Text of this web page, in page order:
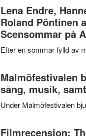
Trustorhärvan
–
fascinerande,
spännande
och
mycket
att
tänka
Lena Endre,
Roland Pöntinen
Scensommar på
Efter en sommar fylld av
Malmöfestivalen
sång, musik,
Under Malmöfestivalen
Filmrecension: